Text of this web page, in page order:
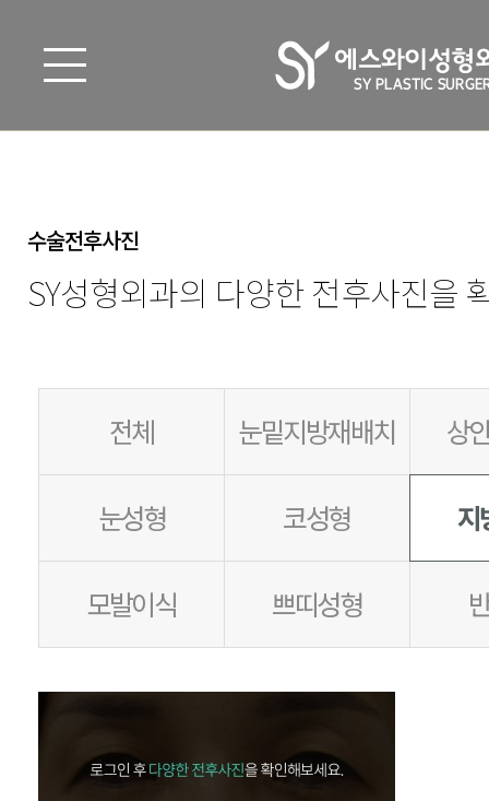
수술전후사진
SY성형외과의 다양한 전후사진을
전체 눈밑지방재배치 상
눈성형 코성형 지
모발이식 쁘띠성형